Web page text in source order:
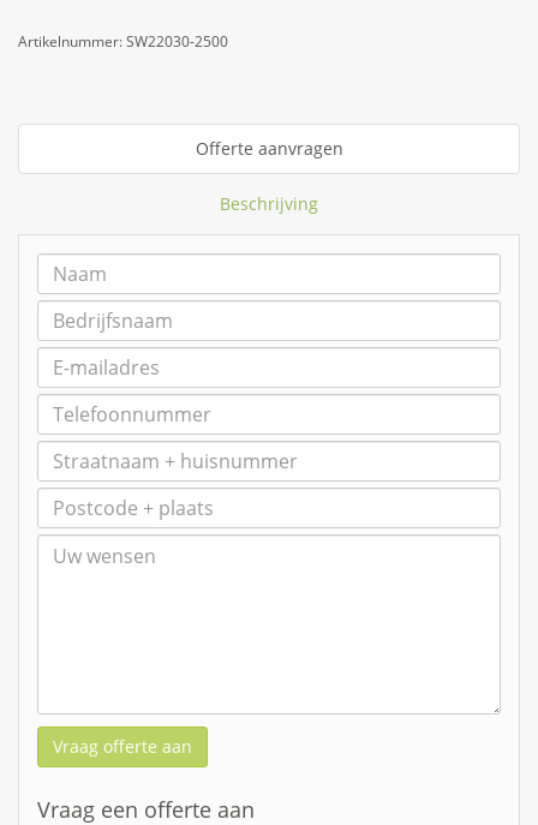
Artikelnummer:SW22030-2500
Offerte aanvragen
Beschrijving
Vraag offerte aan
Vraag een offerte aan